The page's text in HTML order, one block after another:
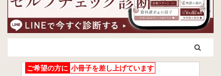
ご希望の方に 小冊子を差し上げています